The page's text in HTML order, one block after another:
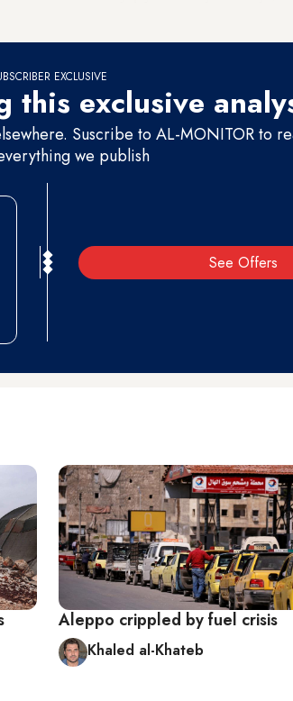
EXCLUSIVE
this exclusive
Suscribe to AL-MONITOR to
we publish
See Offers
Aleppo crippled by fuel crisis
Khaled al-Khateb